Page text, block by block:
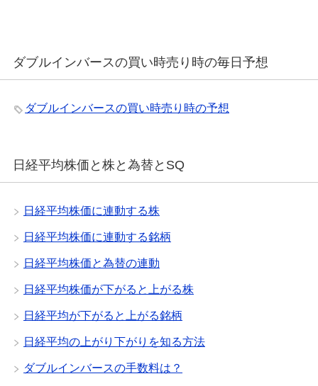
ダブルインバースの買い時売り時の毎日予想
ダブルインバースの買い時売り時の予想
日経平均株価と株と為替とSQ
日経平均株価に連動する株
日経平均株価に連動する銘柄
日経平均株価と為替の連動
日経平均株価が下がると上がる株
日経平均が下がると上がる銘柄
日経平均の上がり下がりを知る方法
ダブルインバースの手数料は？